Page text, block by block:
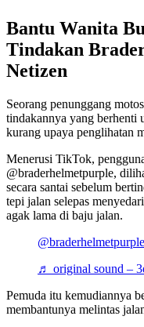
Bantu Wanita
Tindakan
Netizen
Seorang penunggang
tindakannya yang berhenti
kurang upaya penglihatan
Menerusi TikTok,
@braderhelmetpurple,
secara santai sebelum
tepi jalan selepas
agak lama di baju jalan.
@braderhelmetpurple
♬ original sound –
Pemuda itu kemudiannya
membantunya melintas